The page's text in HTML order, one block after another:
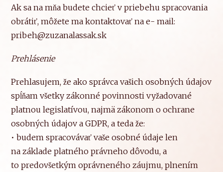
Ak sa na mňa budete chcieť v priebehu spracovania
obrátiť, môžete ma kontaktovať na e- mail:
pribeh@zuzanalassak.sk
Prehlásenie
Prehlasujem, že ako správca vašich osobných údajov
spĺňam všetky zákonné povinnosti vyžadované
platnou legislatívou, najmä zákonom o ochrane
osobných údajov a GDPR, a teda že:
• budem spracovávať vaše osobné údaje len
na základe platného právneho dôvodu, a
to predovšetkým oprávneného záujmu, plnením